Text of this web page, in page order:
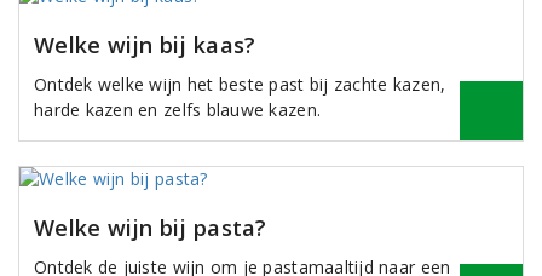
Welke wijn bij kaas?
Ontdek welke wijn het beste past bij zachte kazen,
harde kazen en zelfs blauwe kazen.
Welke wijn bij pasta?
Ontdek de juiste wijn om je pastamaaltijd naar een